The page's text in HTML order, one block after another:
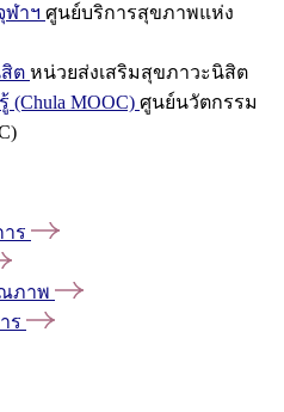
ฬาฯ ศูนย์บริการสุขภาพแห่ง
ต หน่วยส่งเสริมสุขภาวะนิสิต
MOOC) ศูนย์นวัตกรรม
ร
ภาพ
ร